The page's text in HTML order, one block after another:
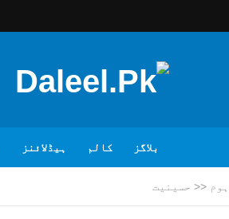
بلاگز کالم ہیڈلائنز
ہوم << حسینیت